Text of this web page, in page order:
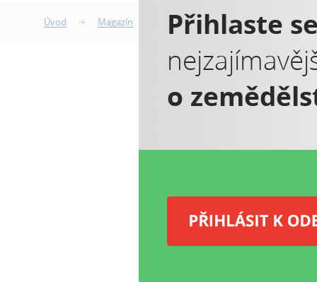
Úvod Magazín Chovatelé dojnic a prasnic mají
Přihlaste
o